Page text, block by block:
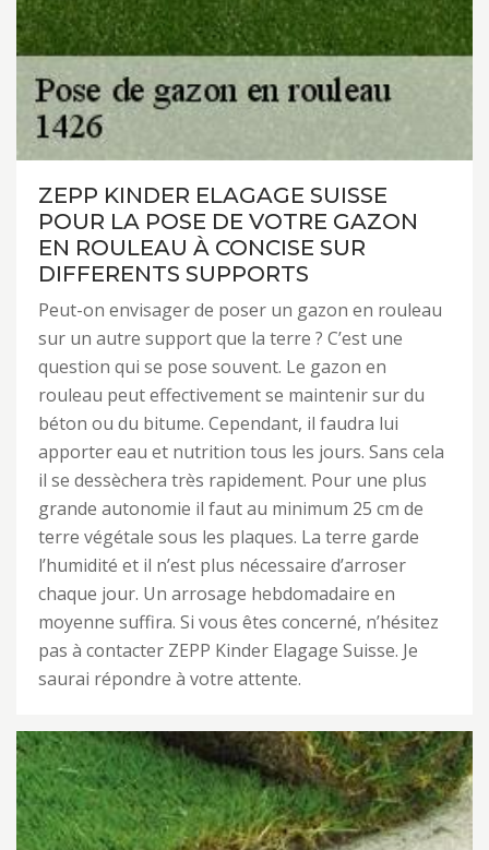
ZEPP KINDER ELAGAGE SUISSE
POUR LA POSE DE VOTRE GAZON
EN ROULEAU À CONCISE SUR
DIFFERENTS SUPPORTS
Peut-on envisager de poser un gazon en rouleau
sur un autre support que la terre ? C’est une
question qui se pose souvent. Le gazon en
rouleau peut effectivement se maintenir sur du
béton ou du bitume. Cependant, il faudra lui
apporter eau et nutrition tous les jours. Sans cela
il se dessèchera très rapidement. Pour une plus
grande autonomie il faut au minimum 25 cm de
terre végétale sous les plaques. La terre garde
l’humidité et il n’est plus nécessaire d’arroser
chaque jour. Un arrosage hebdomadaire en
moyenne suffira. Si vous êtes concerné, n’hésitez
pas à contacter ZEPP Kinder Elagage Suisse. Je
saurai répondre à votre attente.